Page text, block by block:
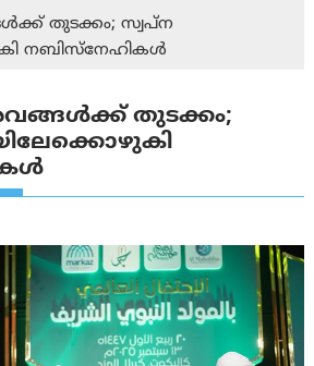
തുടക്കം; സ്വപ്ന
നബിസ്നേഹികൾ
തുടക്കം;